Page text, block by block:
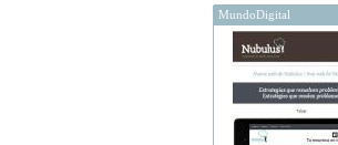
MundoDigital